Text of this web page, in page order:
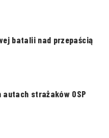
batalii nad przepaścią
strażaków OSP